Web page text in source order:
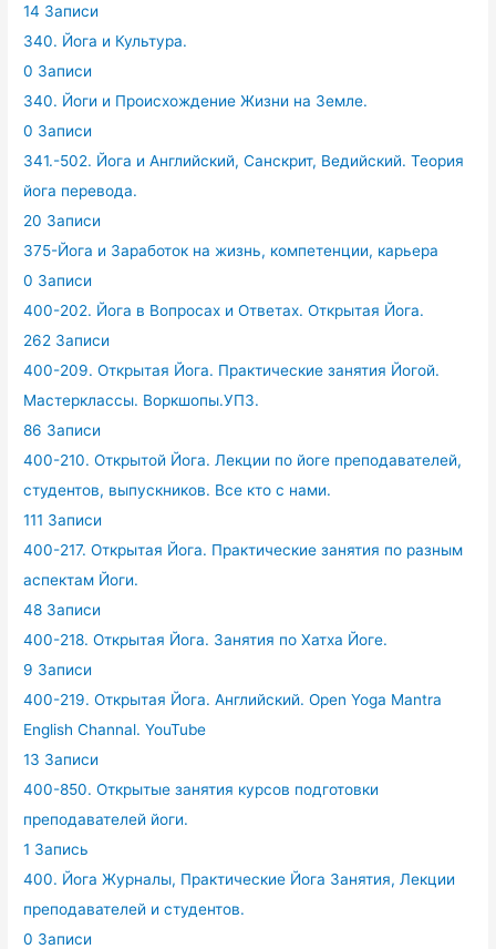
14 Записи
340. Йога и Культура.
0 Записи
340. Йоги и Происхождение Жизни на Земле.
0 Записи
341.-502. Йога и Английский, Санскрит, Ведийский. Теория
йога перевода.
20 Записи
375-Йога и Заработок на жизнь, компетенции, карьера
0 Записи
400-202. Йога в Вопросах и Ответах. Открытая Йога.
262 Записи
400-209. Открытая Йога. Практические занятия Йогой.
Мастерклассы. Воркшопы.УПЗ.
86 Записи
400-210. Открытой Йога. Лекции по йоге преподавателей,
студентов, выпускников. Все кто с нами.
111 Записи
400-217. Открытая Йога. Практические занятия по разным
аспектам Йоги.
48 Записи
400-218. Открытая Йога. Занятия по Хатха Йоге.
9 Записи
400-219. Открытая Йога. Английский. Open Yoga Mantra
English Channal. YouTube
13 Записи
400-850. Открытые занятия курсов подготовки
преподавателей йоги.
1 Запись
400. Йога Журналы, Практические Йога Занятия, Лекции
преподавателей и студентов.
0 Записи